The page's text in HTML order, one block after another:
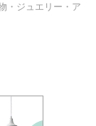
を受けたんです
・ジュエリー・ア